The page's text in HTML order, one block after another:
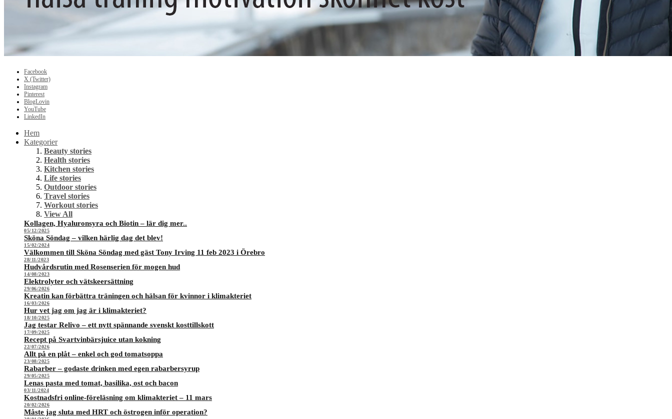
Facebook
X (Twitter)
Instagram
Pinterest
BlogLovin
YouTube
LinkedIn
Hem
Kategorier
Beauty stories
Health stories
Kitchen stories
Life stories
Outdoor stories
Travel stories
Workout stories
View All
Kollagen, Hyaluronsyra och Biotin – lär dig mer..
05/12/2025
Sköna Söndag – vilken härlig dag det blev!
15/02/2024
Välkommen till Sköna Söndag med gäst Tony Irving 11 feb 2023 i Örebro
28/11/2023
Hudvårdsrutin med Rosenserien för mogen hud
14/08/2023
Elektrolyter och vätskeersättning
29/06/2026
Kreatin kan förbättra träningen och hälsan för kvinnor i klimakteriet
16/03/2026
Hur vet jag om jag är i klimakteriet?
18/10/2025
Jag testar Relivo – ett nytt spännande svenskt kosttillskott
17/09/2025
Recept på Svartvinbärsjuice utan kokning
22/07/2026
Allt på en plåt – enkel och god tomatsoppa
23/08/2025
Rabarber – godaste drinken med egen rabarbersyrup
29/05/2025
Lenas pasta med tomat, basilika, ost och bacon
03/11/2024
Kostnadsfri online-föreläsning om klimakteriet – 11 mars
20/02/2026
Måste jag sluta med HRT och östrogen inför operation?